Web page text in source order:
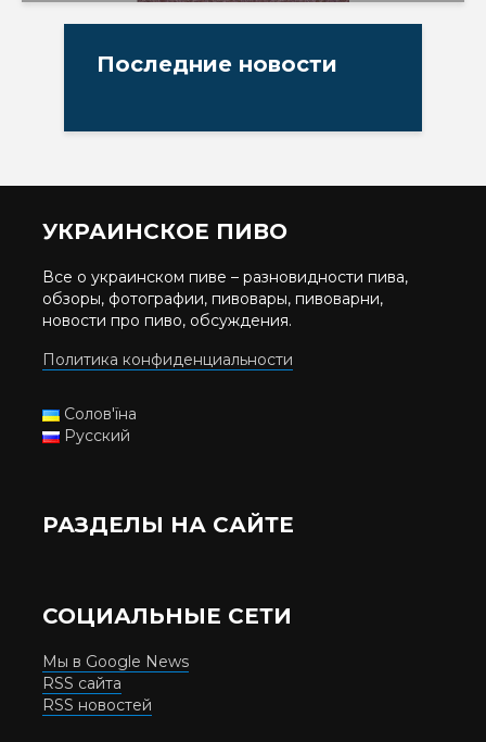
Последние новости
УКРАИНСКОЕ ПИВО
Все о украинском пиве – разновидности пива,
обзоры, фотографии, пивовары, пивоварни,
новости про пиво, обсуждения.
Политика конфиденциальности
Солов'їна
Русский
РАЗДЕЛЫ НА САЙТЕ
СОЦИАЛЬНЫЕ СЕТИ
Мы в Google News
RSS сайта
RSS новостей